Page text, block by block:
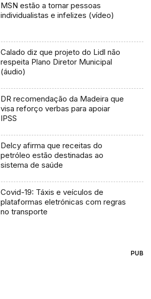
MSN estão a tornar pessoas
individualistas e infelizes (vídeo)
Calado diz que projeto do Lidl não
respeita Plano Diretor Municipal
(áudio)
DR recomendação da Madeira que
visa reforço verbas para apoiar
IPSS
Delcy afirma que receitas do
petróleo estão destinadas ao
sistema de saúde
Covid-19: Táxis e veículos de
plataformas eletrónicas com regras
no transporte
PUB